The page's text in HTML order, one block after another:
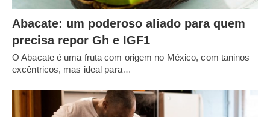
Abacate: um poderoso aliado para quem
precisa repor Gh e IGF1
O Abacate é uma fruta com origem no México, com taninos
excêntricos, mas ideal para…